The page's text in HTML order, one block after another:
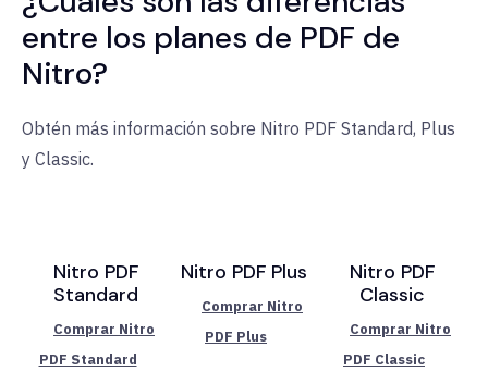
entre los planes de PDF de
Nitro?
Obtén más información sobre Nitro PDF Standard, Plus
y Classic.
Nitro PDF
Standard
Comprar Nitro
PDF Standard
Nitro PDF Plus
Comprar Nitro
PDF Plus
Nitro PDF
Classic
Comprar Nitro
PDF Classic